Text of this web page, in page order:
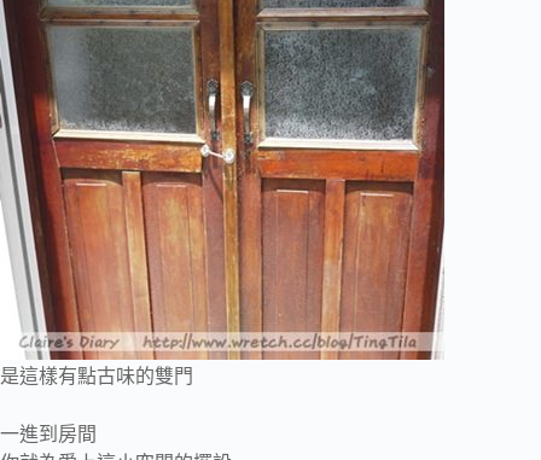
是這樣有點古味的雙門
一進到房間